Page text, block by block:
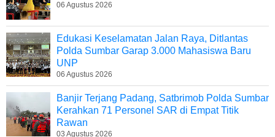
06 Agustus 2026
Edukasi Keselamatan Jalan Raya, Ditlantas
Polda Sumbar Garap 3.000 Mahasiswa Baru
UNP
06 Agustus 2026
Banjir Terjang Padang, Satbrimob Polda Sumbar
Kerahkan 71 Personel SAR di Empat Titik
Rawan
03 Agustus 2026